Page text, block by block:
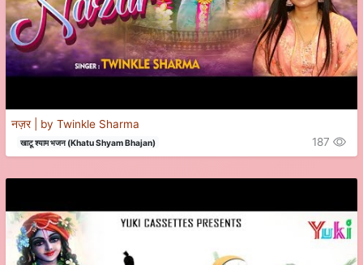
नज़र | by Twinkle Sharma
खाटू श्याम भजन (Khatu Shyam Bhajan) 187